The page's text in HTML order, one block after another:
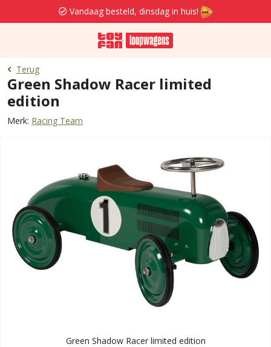
Vandaag besteld, dinsdag in huis!
Terug
Green Shadow Racer limited
edition
Merk: Racing Team
Green Shadow Racer limited edition